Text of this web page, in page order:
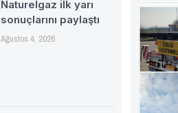
Naturelgaz ilk yarı
sonuçlarını paylaştı
Ağustos 4, 2026